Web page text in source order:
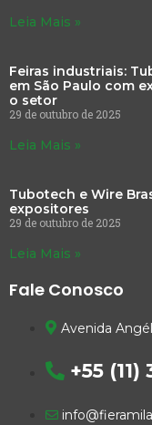
Leia Mais »
Feiras industriais:
em São Paulo com
o setor
29 de outubro de 2025
Leia Mais »
Tubotech e Wire
expositores
29 de outubro de 2025
Leia Mais »
Fale Conosco
Avenida
+55 (11)